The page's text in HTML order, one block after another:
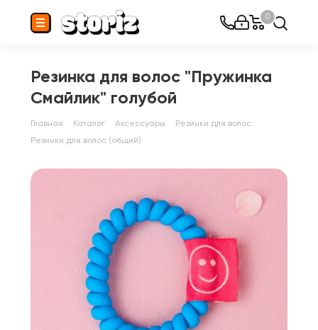
0
Резинка для волос "Пружинка
Смайлик" голубой
Главная Каталог Аксессуары
Резинки для волос
Резинки для волос (общий)